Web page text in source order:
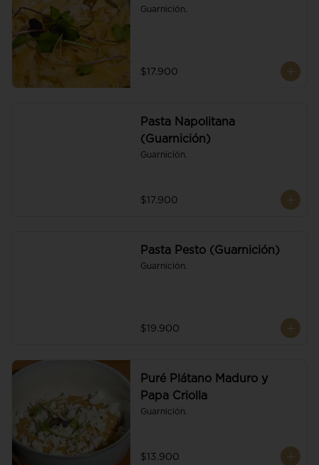
Guarnición.
$17.900
Pasta Napolitana
(Guarnición)
Guarnición.
$17.900
Pasta Pesto (Guarnición)
Guarnición.
$19.900
Puré Plátano Maduro y
Papa Criolla
Guarnición.
$13.900